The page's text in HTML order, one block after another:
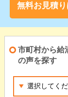
無料お見積
市町村から給
の声を探す